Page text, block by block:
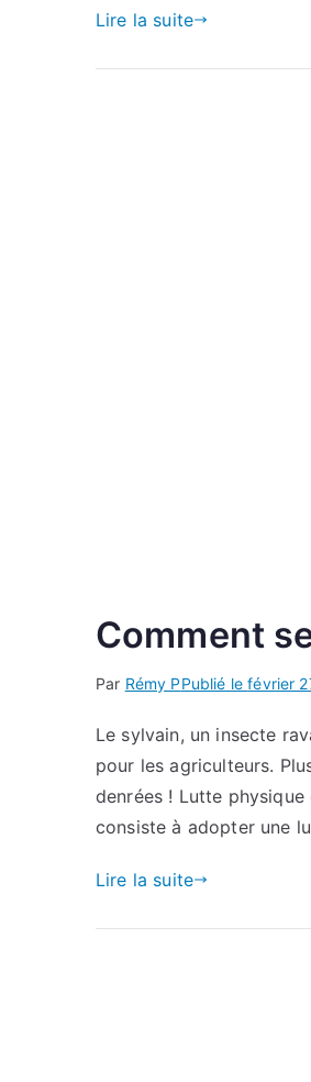
Lire la suite
Comment
Par Rémy PPublié lefévrier
Le sylvain, un insecte
pour les agriculteurs.
denrées ! Lutte
consiste à adopter une
Lire la suite